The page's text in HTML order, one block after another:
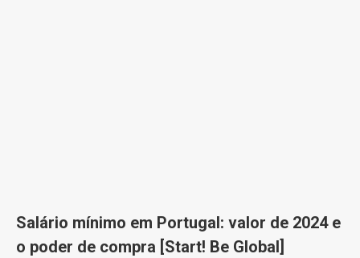
Salário mínimo em Portugal: valor de 2024 e
o poder de compra [Start! Be Global]